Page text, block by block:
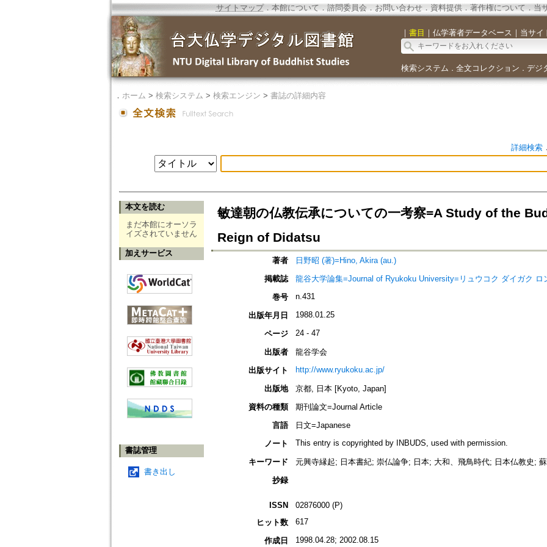
サイトマップ．本館について ． 諮問委員会． お問い合わせ． 資料提供． 著作権について．当
｜ 書目 ｜ 仏学著者データベース ｜ 当サイ
検索システム ． 全文コレクション ． デジ
． ホーム > 検索システム > 検索エンジン > 書誌の詳細内容
詳細検索．
本文を読む
まだ本館にオーソラ
イズされていません
加えサービス
書誌管理
書き出し
敏達朝の仏教伝承についての一考察=A Study of the
Reign of Didatsu
著者
日野昭 (著)=Hino, Akira (au.)
掲載誌
龍谷大学論集=Journal of Ryukoku University=リュウコク ダイガク ロ
巻号
n.431
出版年月日 1988.01.25
ページ 24 - 47
出版者
龍谷学会
出版サイト
http://www.ryukoku.ac.jp/
出版地
京都, 日本 [Kyoto, Japan]
資料の種類
期刊論文=Journal Article
言語
日文=Japanese
ノート
This entry is copyrighted by INBUDS, used with permission.
キーワード
元興寺縁起; 日本書紀; 崇仏論争; 日本; 大和、飛鳥時代; 日本仏教史;
抄録
ISSN
02876000 (P)
ヒット数
617
作成日 1998.04.28; 2002.08.15